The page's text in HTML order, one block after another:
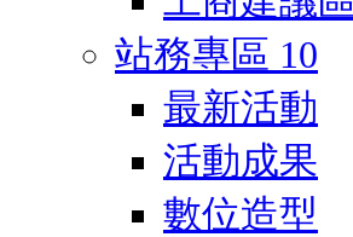
站務專區 10
最新活動
活動成果
數位造型